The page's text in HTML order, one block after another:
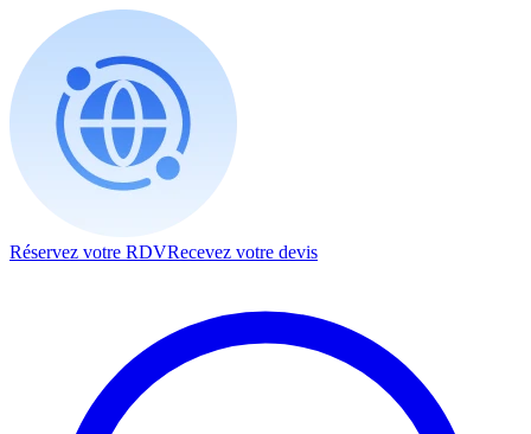
Réservez votre RDVRecevez votre devis